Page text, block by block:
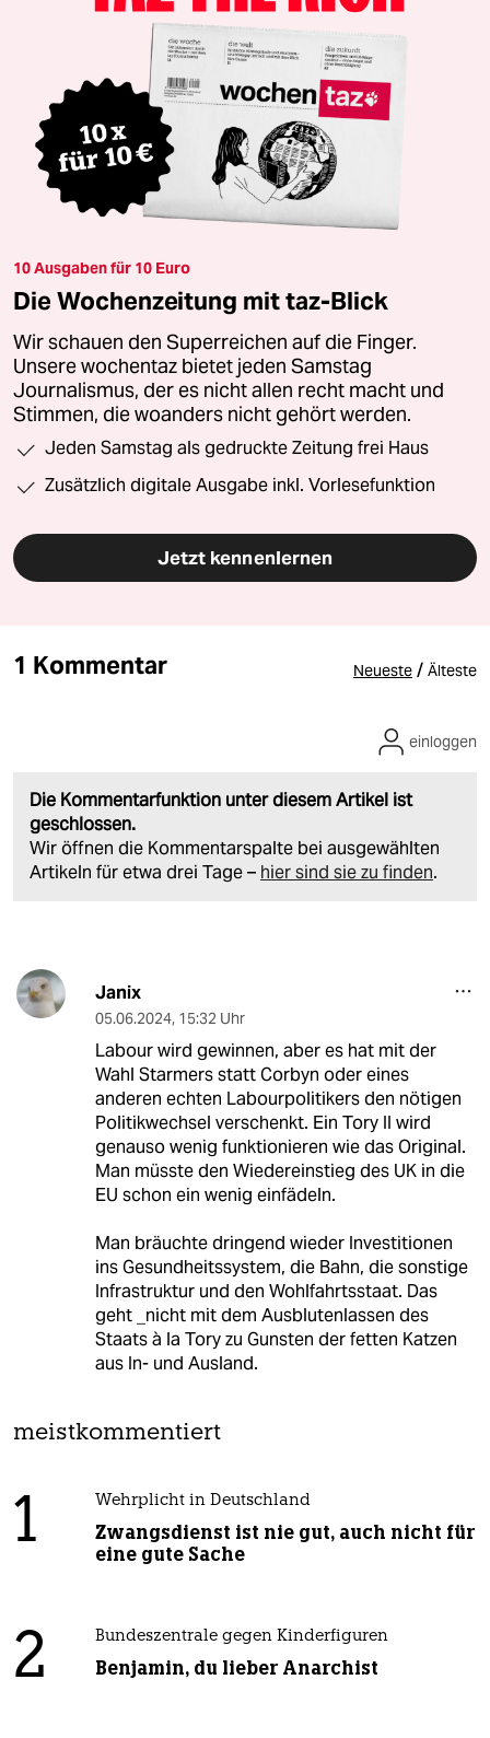
10 Ausgaben für 10 Euro
Die Wochenzeitung mit taz-Blick
Wir schauen den Superreichen auf die Finger.
Unsere wochentaz bietet jeden Samstag
Journalismus, der es nicht allen recht macht und
Stimmen, die woanders nicht gehört werden.
Jeden Samstag als gedruckte Zeitung frei Haus
Zusätzlich digitale Ausgabe inkl. Vorlesefunktion
Jetzt kennenlernen
1 Kommentar Neueste / Älteste
Die Kommentarfunktion unter diesem Artikel ist
geschlossen.
Wir öffnen die Kommentarspalte bei ausgewählten
Artikeln für etwa drei Tage – hier sind sie zu finden.
einloggen
Janix
05.06.2024, 15:32 Uhr
Labour wird gewinnen, aber es hat mit der
Wahl Starmers statt Corbyn oder eines
anderen echten Labourpolitikers den nötigen
Politikwechsel verschenkt. Ein Tory II wird
genauso wenig funktionieren wie das Original.
Man müsste den Wiedereinstieg des UK in die
EU schon ein wenig einfädeln.
Man bräuchte dringend wieder Investitionen
ins Gesundheitssystem, die Bahn, die sonstige
Infrastruktur und den Wohlfahrtsstaat. Das
geht _nicht mit dem Ausblutenlassen des
Staats à la Tory zu Gunsten der fetten Katzen
aus In- und Ausland.
meistkommentiert
1 Wehrplicht in Deutschland
Zwangsdienst ist nie gut, auch nicht für
eine gute Sache
2 Bundeszentrale gegen Kinderfiguren
Benjamin, du lieber Anarchist